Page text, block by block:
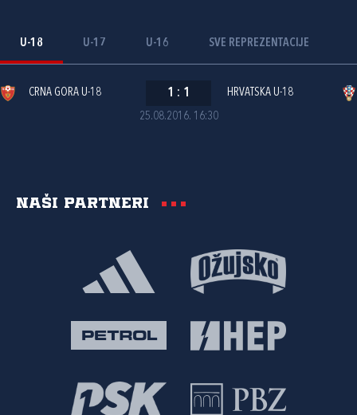
U-18 U-17 U-16 SVE REPREZENTACIJE
25.08.2016. 16:30
CRNA GORA U-18 1 : 1 HRVATSKA U-18
Naši partneri